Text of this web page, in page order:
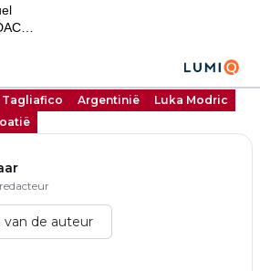
Tagliafico Argentinië
Luka Modric
van de auteur